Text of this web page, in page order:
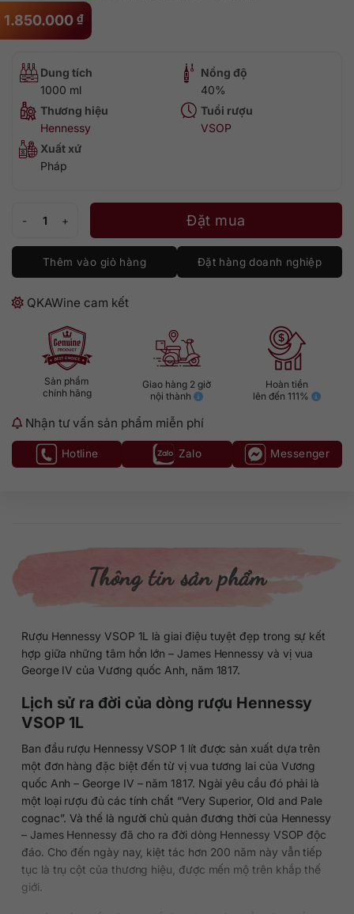
1.850.000 ₫
Dung tích
1000 ml
Nồng độ
40%
Thương hiệu
Hennessy
Tuổi rượu
VSOP
Xuất xứ
Pháp
Đặt mua
Thêm vào giỏ hàng Đặt hàng doanh nghiệp
QKAWine cam kết
Sản phẩm
chính hãng
Giao hàng 2 giờ
nội thành
Hoàn tiền
lên đến 111%
Nhận tư vấn sản phẩm miễn phí
Hotline Zalo Messenger
Thông tin sản phẩm
Rượu Hennessy VSOP 1L là giai điệu tuyệt đẹp trong sự kết
hợp giữa những tâm hồn lớn – James Hennessy và vị vua
George IV của Vương quốc Anh, năm 1817.
Lịch sử ra đời của dòng rượu Hennessy
VSOP 1L
Ban đầu rượu Hennessy VSOP 1 lít được sản xuất dựa trên
một đơn hàng đặc biệt đến từ vị vua tương lai của Vương
quốc Anh – George IV – năm 1817. Ngài yêu cầu đó phải là
một loại rượu đủ các tính chất “Very Superior, Old and Pale
cognac”. Và thế là người chủ quản đương thời của Hennessy
– James Hennessy đã cho ra đời dòng Hennessy VSOP độc
đáo. Cho đến ngày nay, kiệt tác hơn 200 năm này vẫn tiếp
tục là trụ cột của thương hiệu, được mến mộ trên khắp thế
giới.